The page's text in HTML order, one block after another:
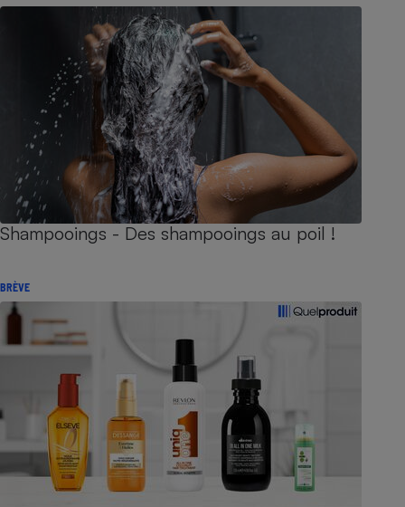
Shampooings - Des shampooings au poil !
BRÈVE